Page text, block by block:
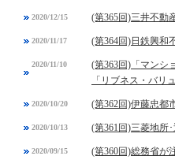
2020/12/15 (第365回)三井不動
2020/11/17 (第364回)日鉄興和
2020/11/10
(第363回)「マンシ
「リブネス・バリ
2020/10/20 (第362回)伊藤忠都
2020/10/13 (第361回)三菱地所
2020/09/15 (第360回)総務省が